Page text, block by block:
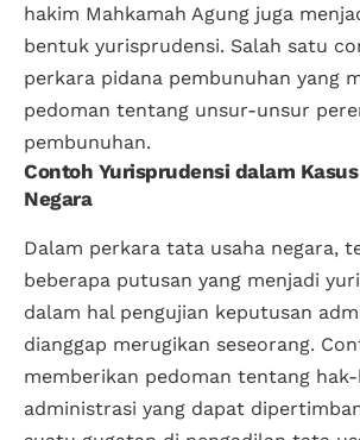
hakim Mahkamah Agung juga
bentuk yurisprudensi. Salah satu
perkara pidana pembunuhan yang
pedoman tentang unsur-unsur
pembunuhan.
Contoh Yurisprudensi dalam Kasus
Negara
Dalam perkara tata usaha negara,
beberapa putusan yang menjadi
dalam hal pengujian keputusan
dianggap merugikan seseorang.
memberikan pedoman tentang
administrasi yang dapat